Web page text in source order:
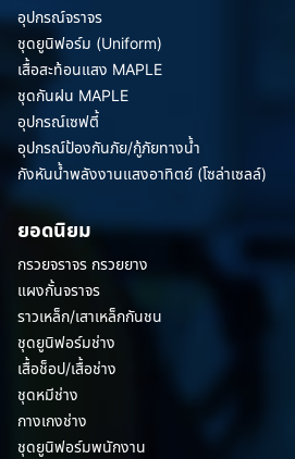
อุปกรณ์จราจร
ชุดยูนิฟอร์ม (Uniform)
เสื้อสะท้อนแสง MAPLE
ชุดกันฝน MAPLE
อุปกรณ์เซฟตี้
อุปกรณ์ป้องกันภัย/กู้ภัยทางน้ำ
กังหันน้ำพลังงานแสงอาทิตย์ (โซล่าเซลล์)
ยอดนิยม
กรวยจราจร กรวยยาง
แผงกั้นจราจร
ราวเหล็ก/เสาเหล็กกันชน
ชุดยูนิฟอร์มช่าง
เสื้อช็อป/เสื้อช่าง
ชุดหมีช่าง
กางเกงช่าง
ชุดยูนิฟอร์มพนักงาน